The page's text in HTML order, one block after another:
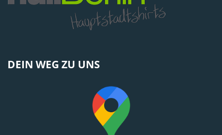
DEIN WEG ZU UNS